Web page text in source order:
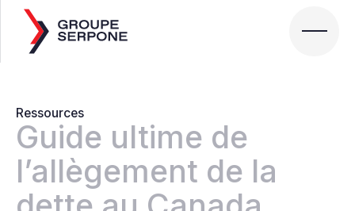
Ressources
Guide ultime de
l’allègement de la